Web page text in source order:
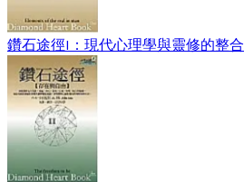
鑽石途徑I：現代心理學與靈修的整合